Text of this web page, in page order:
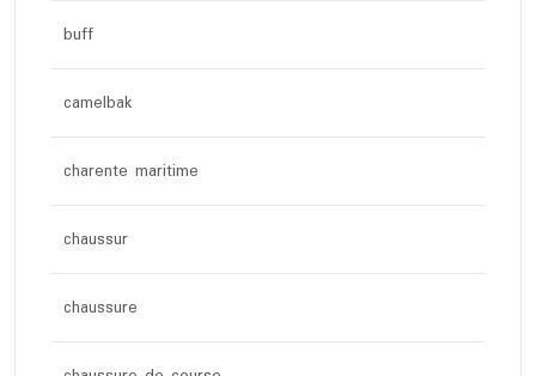
buff
camelbak
charente maritime
chaussur
chaussure